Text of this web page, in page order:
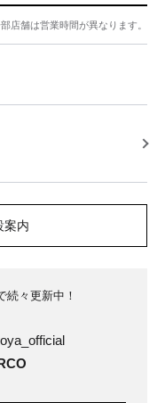
店舗は営業時間が異なります。
案内
続々更新中！